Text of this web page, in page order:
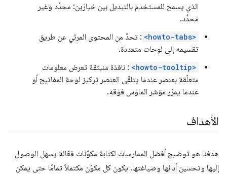
الذي يسمح للمستخدم بالتبديل بين خيارَين: محدَّد وغير
محدَّد.
<howto-tabs> : تحدّ من المحتوى المرئي عن طريق
تقسيمه إلى لوحات متعددة.
<howto-tooltip> : نافذة منبثقة تعرض معلومات
متعلّقة بعنصر عندما يتلقّى العنصر تركيز لوحة المفاتيح أو
عندما يمرّر مؤشر الماوس فوقه.
الأهداف
هدفنا هو توضيح أفضل الممارسات لكتابة مكوّنات فعّالة يسهل الوصول
إليها وتحسين أدائها وصياغتها. يكون كل مكوّن مكتملاً تمامًا حتى يمكن